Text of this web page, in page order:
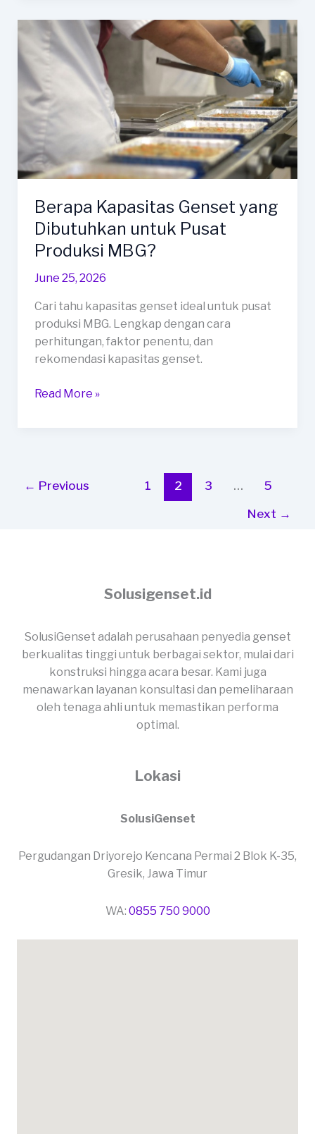
Medis:
Apa
yang
Perlu
Dipertimbangkan?
Berapa Kapasitas Genset yang
Dibutuhkan untuk Pusat
Produksi MBG?
June 25, 2026
Cari tahu kapasitas genset ideal untuk pusat
produksi MBG. Lengkap dengan cara
perhitungan, faktor penentu, dan
rekomendasi kapasitas genset.
Berapa
untuk
Read More »
← Previous 1 2 3 …
5
Next →
Solusigenset.id
SolusiGenset adalah perusahaan penyedia genset
berkualitas tinggi untuk berbagai sektor, mulai dari
konstruksi hingga acara besar. Kami juga
menawarkan layanan konsultasi dan pemeliharaan
oleh tenaga ahli untuk memastikan performa
optimal.
Lokasi
SolusiGenset
Pergudangan Driyorejo Kencana Permai 2 Blok K-35,
Gresik, Jawa Timur
WA: 0855 750 9000